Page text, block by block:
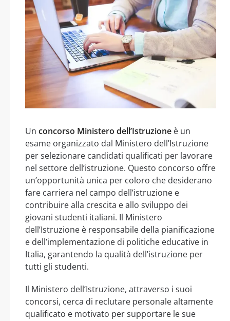
Un concorso Ministero dell’Istruzione è un
esame organizzato dal Ministero dell’Istruzione
per selezionare candidati qualificati per lavorare
nel settore dell’istruzione. Questo concorso offre
un’opportunità unica per coloro che desiderano
fare carriera nel campo dell’istruzione e
contribuire alla crescita e allo sviluppo dei
giovani studenti italiani. Il Ministero
dell’Istruzione è responsabile della pianificazione
e dell’implementazione di politiche educative in
Italia, garantendo la qualità dell’istruzione per
tutti gli studenti.
Il Ministero dell’Istruzione, attraverso i suoi
concorsi, cerca di reclutare personale altamente
qualificato e motivato per supportare le sue